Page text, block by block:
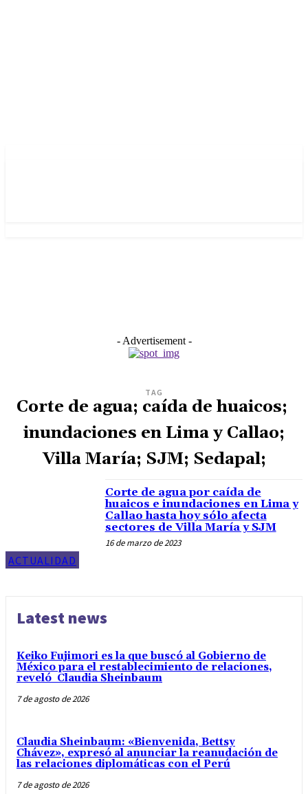
- Advertisement -
TAG
Corte de agua; caída de huaicos;
inundaciones en Lima y Callao;
Villa María; SJM; Sedapal;
ACTUALIDAD
Corte de agua por caída de
huaicos e inundaciones en Lima y
Callao hasta hoy sólo afecta
sectores de Villa María y SJM
16 de marzo de 2023
Latest news
Keiko Fujimori es la que buscó al Gobierno de
México para el restablecimiento de relaciones,
reveló Claudia Sheinbaum
7 de agosto de 2026
Claudia Sheinbaum: «Bienvenida, Bettsy
Chávez», expresó al anunciar la reanudación de
las relaciones diplomáticas con el Perú
7 de agosto de 2026